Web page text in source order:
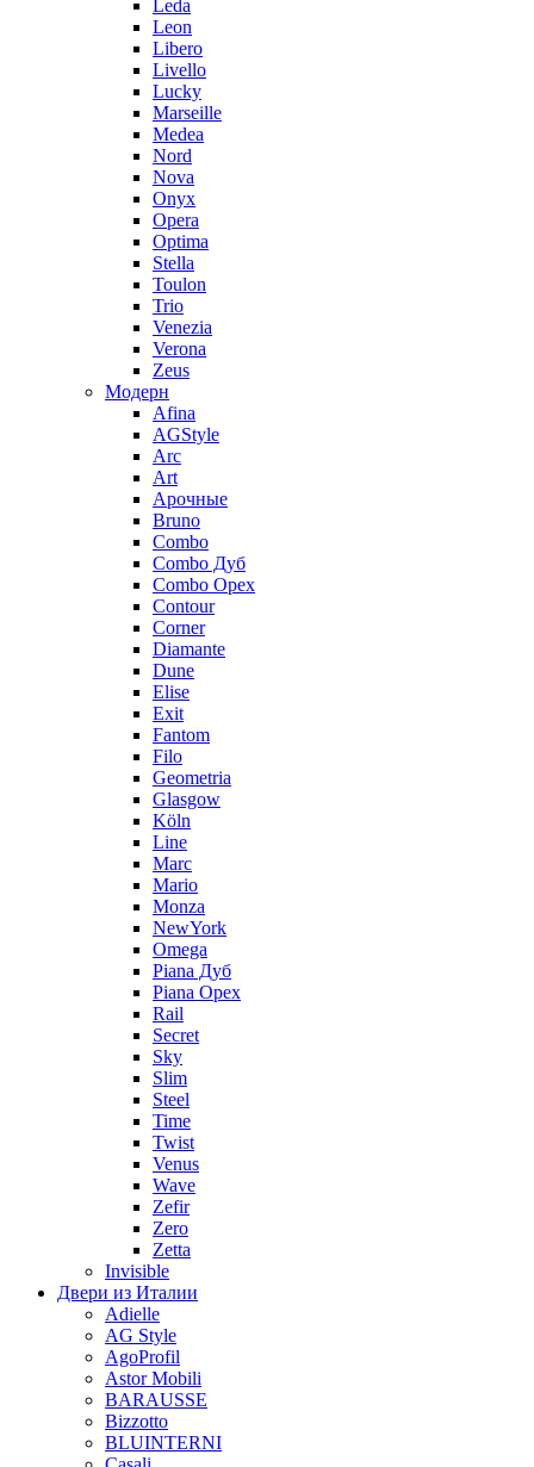
Leda
Leon
Libero
Livello
Lucky
Marseille
Medea
Nord
Nova
Onyx
Opera
Optima
Stella
Toulon
Trio
Venezia
Verona
Zeus
Модерн
Afina
AGStyle
Arc
Art
Aрочные
Bruno
Combo
Combo Дуб
Combo Орех
Contour
Corner
Diamante
Dune
Elise
Exit
Fantom
Filo
Geometria
Glasgow
Köln
Line
Marc
Mario
Monza
NewYork
Omega
Piana Дуб
Piana Орех
Rail
Secret
Sky
Slim
Steel
Time
Twist
Venus
Wave
Zefir
Zero
Zetta
Invisible
Двери из Италии
Adielle
AG Style
AgoProfil
Astor Mobili
BARAUSSE
Bizzotto
BLUINTERNI